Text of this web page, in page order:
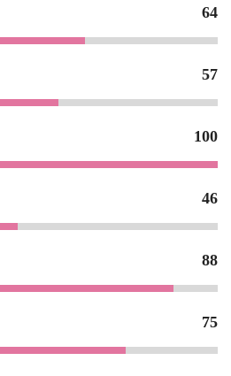
64
57
100
46
88
75